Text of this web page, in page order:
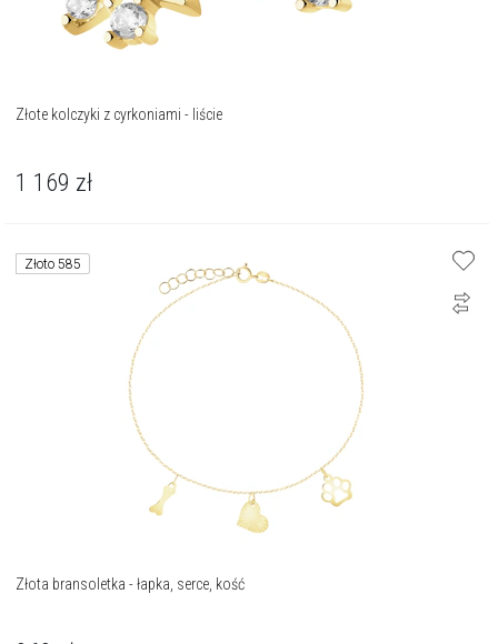
Złote kolczyki z cyrkoniami - liście
1 169 zł
Złoto 585
Złota bransoletka - łapka, serce, kość